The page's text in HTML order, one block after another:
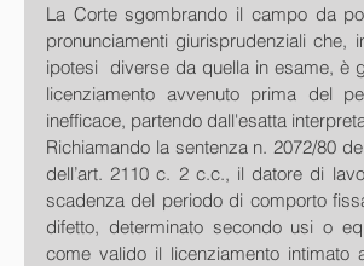
La Corte sgombrando il campo da
pronunciamenti giurisprudenziali che,
ipotesi  diverse da quella in esame, è
licenziamento avvenuto prima del
inefficace, partendo dall'esatta
Richiamando la sentenza n. 2072/80
dell’art. 2110 c. 2 c.c., il datore di
scadenza del periodo di comporto
difetto, determinato secondo usi o
come valido il licenziamento